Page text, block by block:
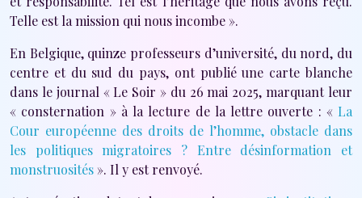
Telle est la mission qui nous incombe ».
En Belgique, quinze professeurs d’université, du nord, du
centre et du sud du pays, ont publié une carte blanche
dans le journal « Le Soir » du 26 mai 2025, marquant leur
« consternation » à la lecture de la lettre ouverte : « La
Cour européenne des droits de l’homme, obstacle dans
les politiques migratoires ? Entre désinformation et
monstruosités ». Il y est renvoyé.